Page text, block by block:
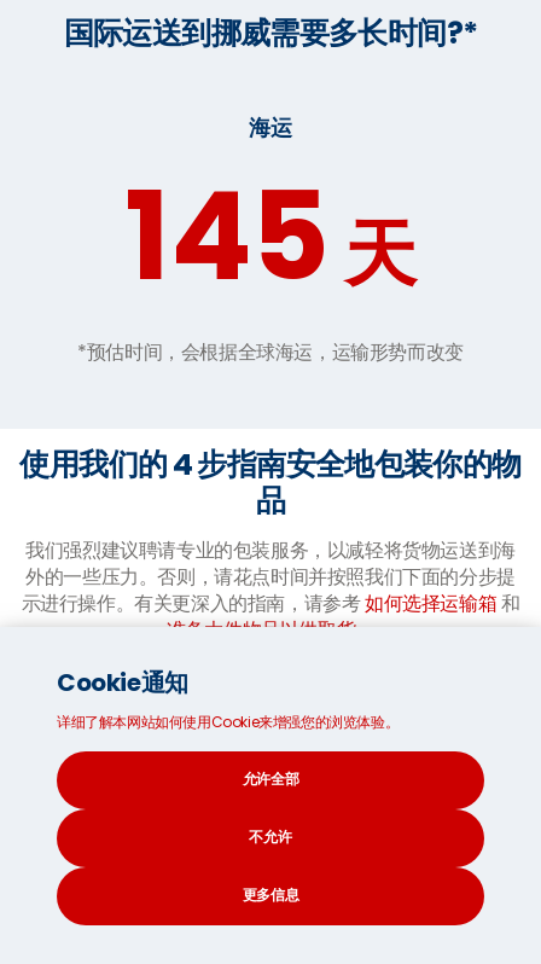
国际运送到挪威需要多长时间?*
海运
145天
*预估时间，会根据全球海运，运输形势而改变
使用我们的 4 步指南安全地包装你的物
品
我们强烈建议聘请专业的包装服务，以减轻将货物运送到海
外的一些压力。否则，请花点时间并按照我们下面的分步提
示进行操作。有关更深入的指南，请参考如何选择运输箱和
准备大件物品以供取货。
Cookie通知
详细了解本网站如何使用Cookie来增强您的浏览体验。
允许全部
不允许
更多信息